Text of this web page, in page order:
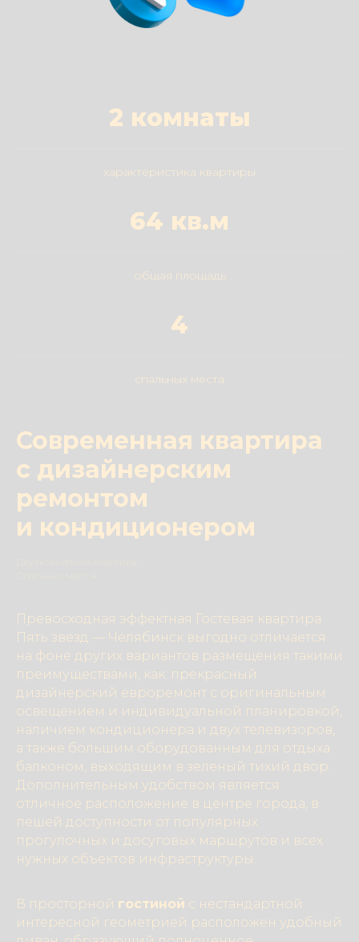
2 комнаты
характеристика квартиры
64 кв.м
общая площадь
4
спальных места
Современная квартира
с дизайнерским
ремонтом
и кондиционером
Превосходная эффектная Гостевая квартира
Пять звезд — Челябинск выгодно отличается
на фоне других вариантов размещения такими
преимуществами, как: прекрасный
дизайнерский евроремонт с оригинальным
освещением и индивидуальной планировкой,
наличием кондиционера и двух телевизоров,
а также большим оборудованным для отдыха
балконом, выходящим в зеленый тихий двор.
Дополнительным удобством является
отличное расположение в центре города, в
пешей доступности от популярных
прогулочных и досуговых маршрутов и всех
нужных объектов инфраструктуры.
В просторной гостиной с нестандартной
интересной геометрией расположен удобный